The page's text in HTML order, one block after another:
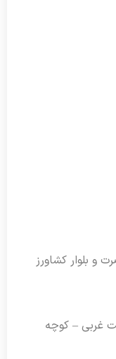
و بلوار کشاورز
غربی – کوچه